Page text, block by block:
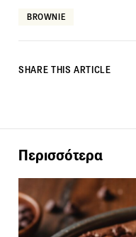
BROWNIE
SHARE THIS ARTICLE
Περισσότερα